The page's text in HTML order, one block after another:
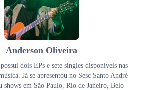
Anderson Oliveira
dois EPs e sete singles disponíveis nas
Já se apresentou no Sesc Santo André
shows em São Paulo, Rio de Janeiro, Belo